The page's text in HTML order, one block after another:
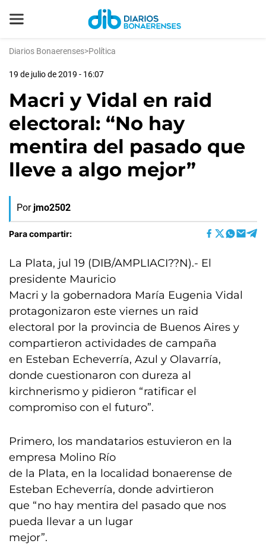
Diarios Bonaerenses>Política
19 de julio de 2019 - 16:07
Macri y Vidal en raid
electoral: “No hay
mentira del pasado que
lleve a algo mejor”
Por jmo2502
Para compartir:
La Plata, jul 19 (DIB/AMPLIACI??N).- El
presidente Mauricio
Macri y la gobernadora María Eugenia Vidal
protagonizaron este viernes un raid
electoral por la provincia de Buenos Aires y
compartieron actividades de campaña
en Esteban Echeverría, Azul y Olavarría,
donde cuestionaron con dureza al
kirchnerismo y pidieron “ratificar el
compromiso con el futuro”.
Primero, los mandatarios estuvieron en la
empresa Molino Río
de la Plata, en la localidad bonaerense de
Esteban Echeverría, donde advirtieron
que “no hay mentira del pasado que nos
pueda llevar a un lugar
mejor”.